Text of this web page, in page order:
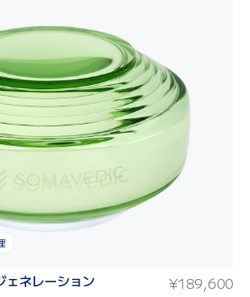
ェネレーション ¥189,600